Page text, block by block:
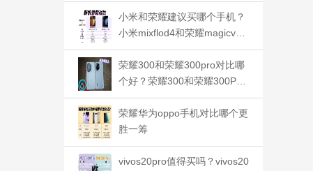
小米和荣耀建议买哪个手机？
小米mixflod4和荣耀magicv3
应该如何选
荣耀300和荣耀300pro对比哪
个好？荣耀300和荣耀300Pro
的区别
荣耀华为oppo手机对比哪个更
胜一筹
vivos20pro值得买吗？vivos20